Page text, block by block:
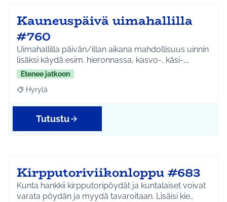
Kauneuspäivä uimahallilla
#760
Uimahallilla päivän/illan aikana mahdollisuus uinnin
lisäksi käydä esim. hieronnassa, kasvo-, käsi-,…
Etenee jatkoon
Rajaa tulokset aihepiirin mukaan: Hyrylä
Hyrylä
Tutustu
Kirpputoriviikonloppu #683
Kunta hankkii kirpputoripöydät ja kuntalaiset voivat
varata pöydän ja myydä tavaroitaan. Lisäisi kie…